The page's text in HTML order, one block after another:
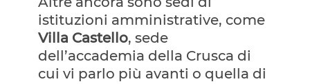
istituzioni amministrative, come
Villa Castello, sede
dell’accademia della Crusca di
cui vi parlo più avanti o quella di